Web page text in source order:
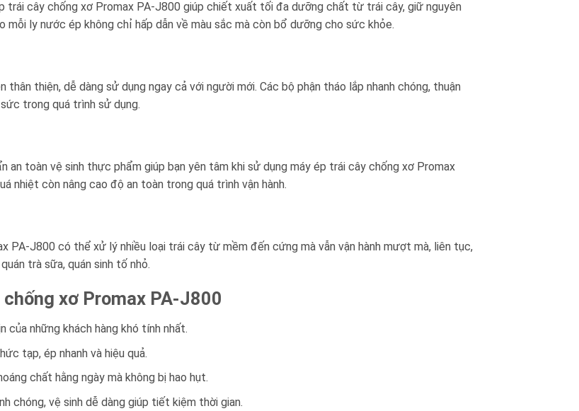
trái cây chống xơ Promax PA-J800 giúp chiết xuất tối đa dưỡng chất từ trái cây, giữ nguyên
mỗi ly nước ép không chỉ hấp dẫn về màu sắc mà còn bổ dưỡng cho sức khỏe.
thiện, dễ dàng sử dụng ngay cả với người mới. Các bộ phận tháo lắp nhanh chóng, thuận
trong quá trình sử dụng.
toàn vệ sinh thực phẩm giúp bạn yên tâm khi sử dụng máy ép trái cây chống xơ Promax
nhiệt còn nâng cao độ an toàn trong quá trình vận hành.
PA-J800 có thể xử lý nhiều loại trái cây từ mềm đến cứng mà vẫn vận hành mượt mà, liên tục,
trà sữa, quán sinh tố nhỏ.
xơ Promax PA-J800
của những khách hàng khó tính nhất.
tạp, ép nhanh và hiệu quả.
chất hằng ngày mà không bị hao hụt.
chóng, vệ sinh dễ dàng giúp tiết kiệm thời gian.